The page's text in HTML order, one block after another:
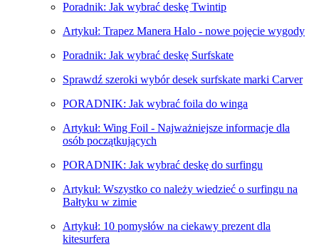
Poradnik: Jak wybrać deskę Twintip
Artykuł: Trapez Manera Halo - nowe pojęcie wygody
Poradnik: Jak wybrać deskę Surfskate
Sprawdź szeroki wybór desek surfskate marki Carver
PORADNIK: Jak wybrać foila do winga
Artykuł: Wing Foil - Najważniejsze informacje dla
osób początkujących
PORADNIK: Jak wybrać deskę do surfingu
Artykuł: Wszystko co należy wiedzieć o surfingu na
Bałtyku w zimie
Artykuł: 10 pomysłów na ciekawy prezent dla
kitesurfera